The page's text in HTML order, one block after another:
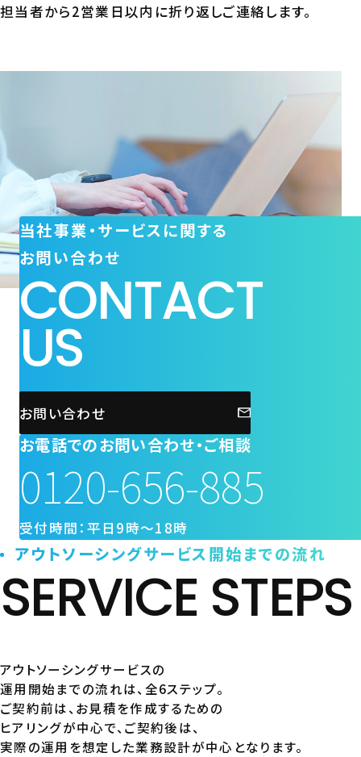
担当者から2営業日以内に折り返しご連絡します。
当社事業・サービスに関する
お問い合わせ
CONTACT
US
お問い合わせ
お電話でのお問い合わせ・ご相談
0120-656-885
受付時間：平日9時〜18時
アウトソーシングサービス開始までの流れ
SERVICE STEPS
アウトソーシングサービスの
運用開始までの流れは、全6ステップ。
ご契約前は、お見積を作成するための
ヒアリングが中心で、ご契約後は、
実際の運用を想定した業務設計が中心となります。